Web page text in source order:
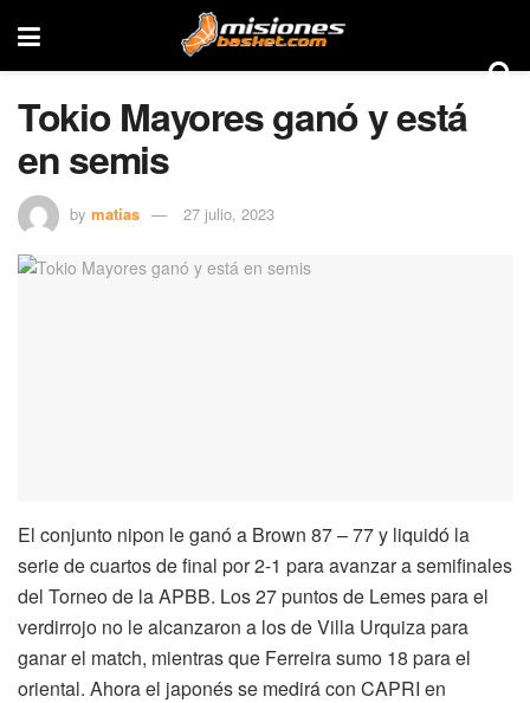
Tokio Mayores ganó y está
en semis
by matias 27 julio, 2023
El conjunto nipon le ganó a Brown 87 – 77 y liquidó la
serie de cuartos de final por 2-1 para avanzar a semifinales
del Torneo de la APBB. Los 27 puntos de Lemes para el
verdirrojo no le alcanzaron a los de Villa Urquiza para
ganar el match, mientras que Ferreira sumo 18 para el
oriental. Ahora el japonés se medirá con CAPRI en